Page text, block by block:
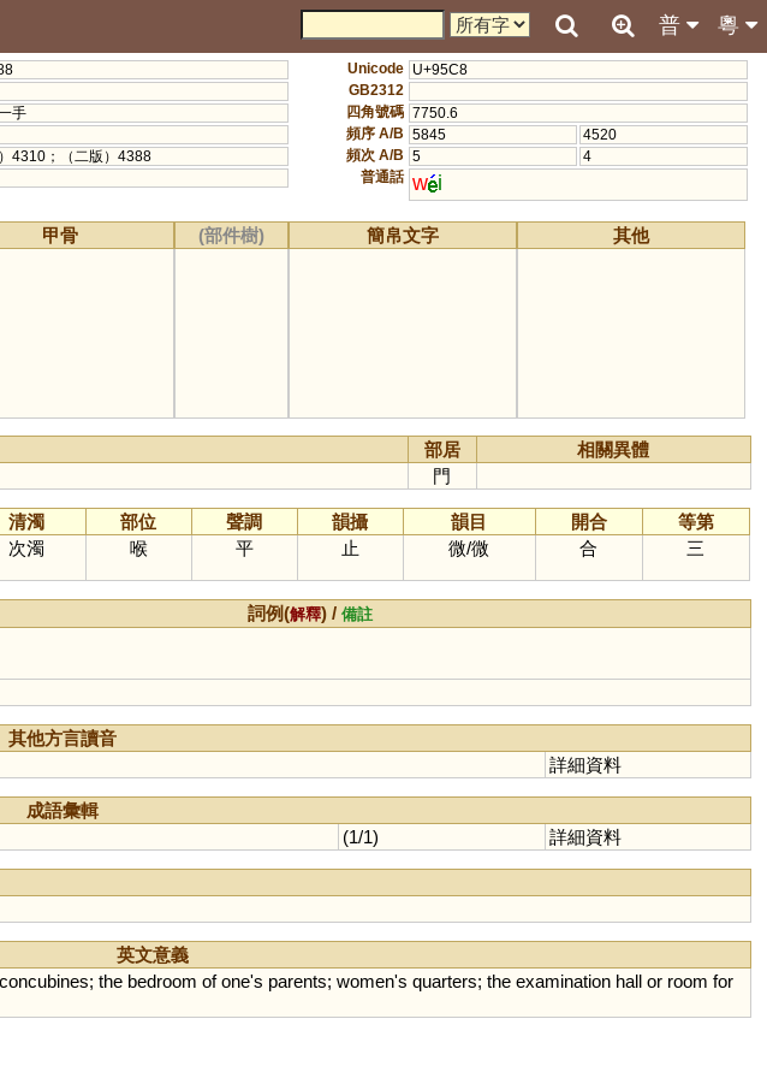
粵
普
手
）4310；（二版）4388
Unicode U+95C8
GB2312
四角號碼 7750.6
頻序 A/B 5845
4520
頻次 A/B 5
4
普通話 w i
甲骨 (部件樹) 簡帛文字 其他
部居
相關異體
門
清濁 部位 聲調 韻攝 韻目 開合
等第
次濁 喉 平 止 微/微 合 三
詞例(解釋) /備註
其他方言讀音
詳細資料
成語彙輯
(1/1) 詳細資料
英文意義
concubines; the bedroom of one's parents; women's quarters; the examination hall or room for